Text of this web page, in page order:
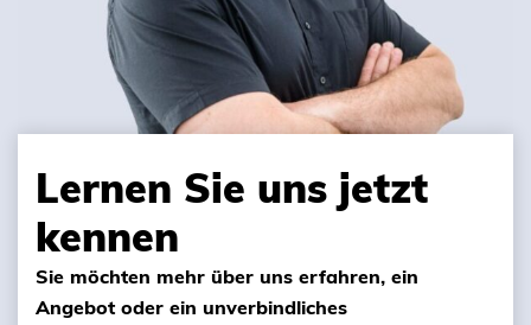
Lernen Sie uns jetzt
kennen
Sie möchten mehr über uns erfahren, ein
Angebot oder ein unverbindliches